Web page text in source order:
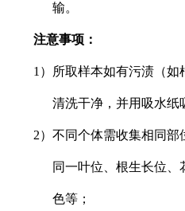
输。
注意事项：
1）所取样本如有污渍（如
清洗干净，并用吸水纸
2）不同个体需收集相同
同一叶位、根生长位
色等；